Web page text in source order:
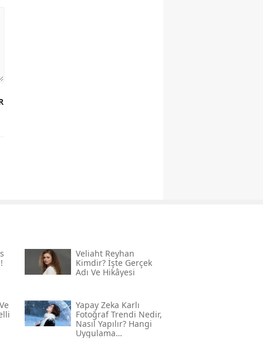
Veliaht Reyhan
Kimdir? İşte Gerçek
Adı Ve Hikâyesi
Yapay Zeka Karlı
Fotoğraf Trendi Nedir,
Nasıl Yapılır? Hangi
Uygulama